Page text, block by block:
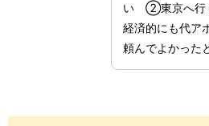
い ②東京へ行
経済的にも代ア
頼んでよかった